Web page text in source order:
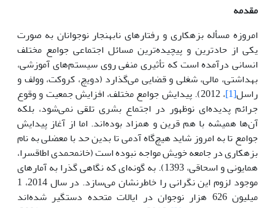
مقدمه
امروزه مسأله بزهکاری و رفتارهای نابهنجار نوجوانان به صورت
یکی از حادترین و پیچیده‌ترین مسائل اجتماعی جوامع مختلف
انسانی درآمده است که ‌تأثیری منفی ‌‌روی ‌سیستم‌های ‌آموزشی،
بهداشتی، ‌مالی، ‌شغلی‌ و‌ قضایی می‌گذارد (دویچ، کروکت، وولف و
راسل[1]
، 2012). پیدایش جوامع مختلف، افزایش جمعیت و وقوع
جرائم پدیده‌ای نوظهور در اجتماع بشری تلقی نمی‌شود، بلکه
آن‌ها همیشه با هم قرین و همزاد بوده‌اند. اما از آغاز پیدایش
جوامع تا به امروز شاید هیچ‌گاه آدمی تا بدین حد با معضلی به نام
بزهکاری در جامعه خویش مواجه نبوده است (خانمحمدی اطاقسرا،
همایونی و اسحاقی، 1393). به گونه‌ای که نگاهی گذرا به آمارهای
موجود لزوم این نگرانی را خاطرنشان می‌سازد. در سال 2014، 1
میلیون 626 هزار نوجوان در ایالات متحده دستگیر شده‌اند